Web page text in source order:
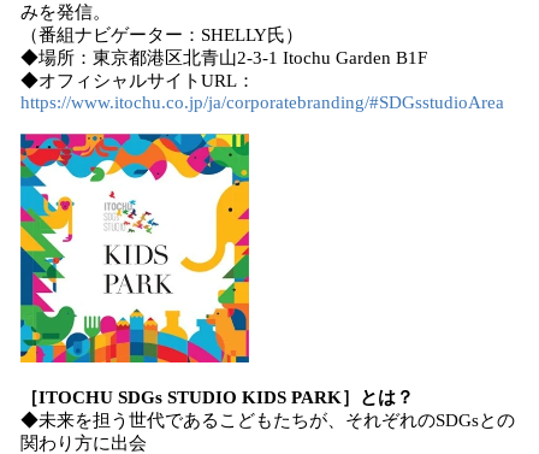
みを発信。
（番組ナビゲーター：SHELLY氏）
◆場所：東京都港区北青山2-3-1 Itochu Garden B1F
◆オフィシャルサイトURL：
https://www.itochu.co.jp/ja/corporatebranding/#SDGsstudioArea
［ITOCHU SDGs STUDIO KIDS PARK］とは？
◆未来を担う世代であるこどもたちが、それぞれのSDGsとの
関わり方に出会